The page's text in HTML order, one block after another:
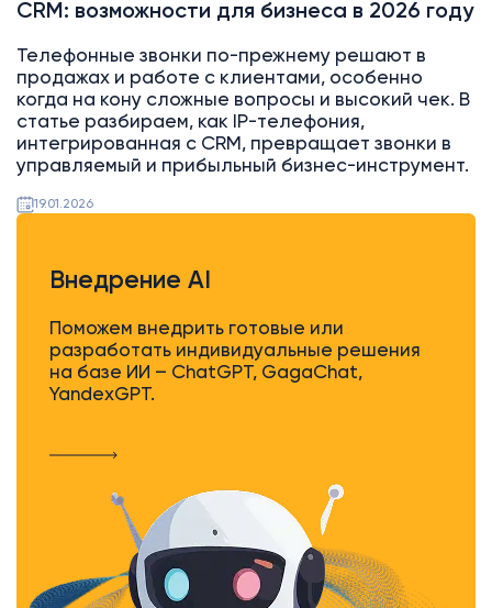
CRM: возможности для бизнеса в 2026 году
Телефонные звонки по-прежнему решают в
продажах и работе с клиентами, особенно
когда на кону сложные вопросы и высокий чек. В
статье разбираем, как IP-телефония,
интегрированная с CRM, превращает звонки в
управляемый и прибыльный бизнес-инструмент.
19.01.2026
Внедрение AI
Поможем внедрить готовые или
разработать индивидуальные решения
на базе ИИ – ChatGPT, GagaChat,
YandexGPT.